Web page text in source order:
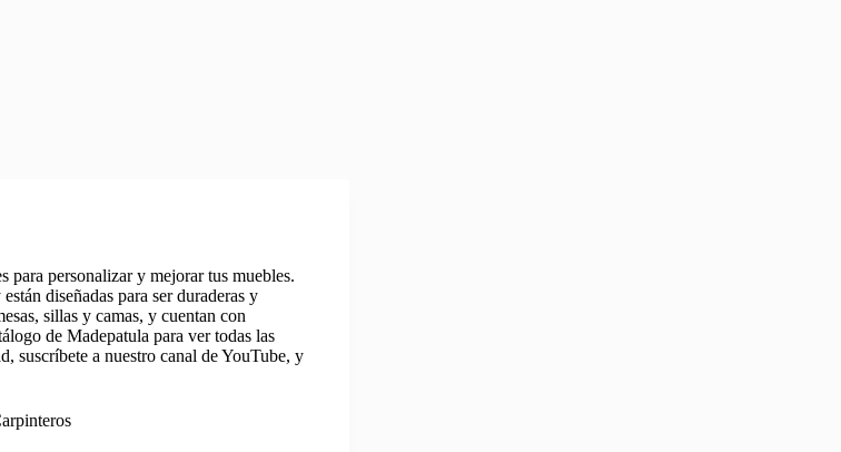
para personalizar y mejorar tus muebles.
diseñadas para ser duraderas y
sillas y camas, y cuentan con
de Madepatula para ver todas las
suscríbete a nuestro canal de YouTube, y